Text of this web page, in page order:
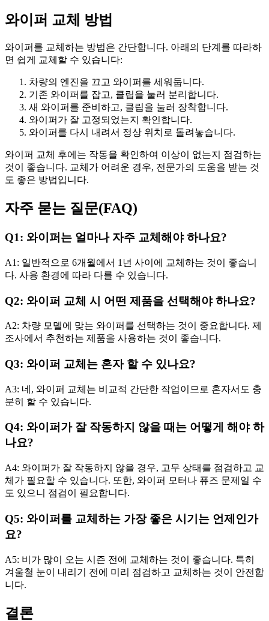
와이퍼 교체 방법
와이퍼를 교체하는 방법은 간단합니다. 아래의 단계를 따라하
면 쉽게 교체할 수 있습니다:
차량의 엔진을 끄고 와이퍼를 세워둡니다.
기존 와이퍼를 잡고, 클립을 눌러 분리합니다.
새 와이퍼를 준비하고, 클립을 눌러 장착합니다.
와이퍼가 잘 고정되었는지 확인합니다.
와이퍼를 다시 내려서 정상 위치로 돌려놓습니다.
와이퍼 교체 후에는 작동을 확인하여 이상이 없는지 점검하는
것이 좋습니다. 교체가 어려운 경우, 전문가의 도움을 받는 것
도 좋은 방법입니다.
자주 묻는 질문(FAQ)
Q1: 와이퍼는 얼마나 자주 교체해야 하나요?
A1: 일반적으로 6개월에서 1년 사이에 교체하는 것이 좋습니
다. 사용 환경에 따라 다를 수 있습니다.
Q2: 와이퍼 교체 시 어떤 제품을 선택해야 하나요?
A2: 차량 모델에 맞는 와이퍼를 선택하는 것이 중요합니다. 제
조사에서 추천하는 제품을 사용하는 것이 좋습니다.
Q3: 와이퍼 교체는 혼자 할 수 있나요?
A3: 네, 와이퍼 교체는 비교적 간단한 작업이므로 혼자서도 충
분히 할 수 있습니다.
Q4: 와이퍼가 잘 작동하지 않을 때는 어떻게 해야 하
나요?
A4: 와이퍼가 잘 작동하지 않을 경우, 고무 상태를 점검하고 교
체가 필요할 수 있습니다. 또한, 와이퍼 모터나 퓨즈 문제일 수
도 있으니 점검이 필요합니다.
Q5: 와이퍼를 교체하는 가장 좋은 시기는 언제인가
요?
A5: 비가 많이 오는 시즌 전에 교체하는 것이 좋습니다. 특히
겨울철 눈이 내리기 전에 미리 점검하고 교체하는 것이 안전합
니다.
결론